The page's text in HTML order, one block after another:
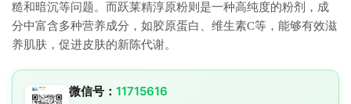
糙和暗沉等问题。而跃莱精淳原粉则是一种高纯度的粉剂，成
分中富含多种营养成分，如胶原蛋白、维生素C等，能够有效滋
养肌肤，促进皮肤的新陈代谢。
微信号： 11715616